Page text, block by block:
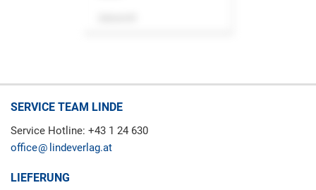
SERVICE TEAM LINDE
Service Hotline: +43 1 24 630
office
lindeverlag.at
LIEFERUNG